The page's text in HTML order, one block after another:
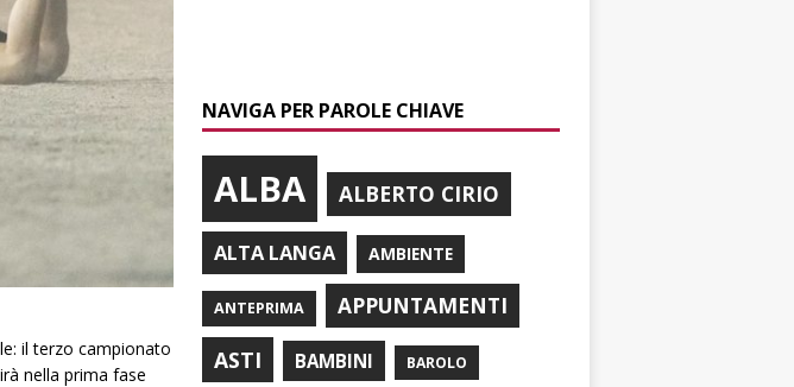
la telecamera e
il terzo campionato
nella prima fase
NAVIGA PER PAROLE CHIAVE
ALBA ALBERTO CIRIO
ALTA LANGA AMBIENTE
ANTEPRIMA
APPUNTAMENTI
ASTI
BAMBINI BAROLO